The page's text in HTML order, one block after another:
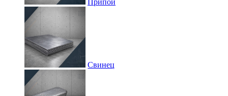
Припои
Свинец